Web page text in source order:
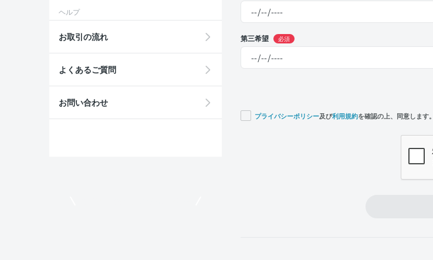
第三希望 必須
プライバシーポリシー及び利用規約を確認の上、同意します。
ヘルプ
お取引の流れ
よくあるご質問
お問い合わせ